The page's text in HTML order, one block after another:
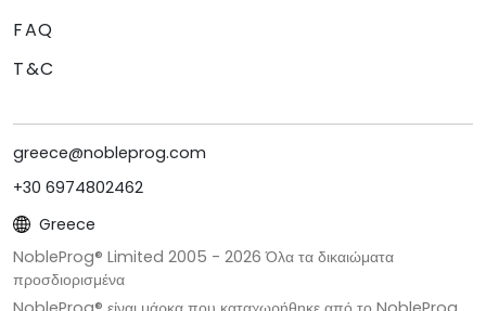
FAQ
T&C
greece@nobleprog.com
+30 6974802462
Greece
NobleProg® Limited 2005 - 2026 Όλα τα δικαιώματα
προσδιορισμένα